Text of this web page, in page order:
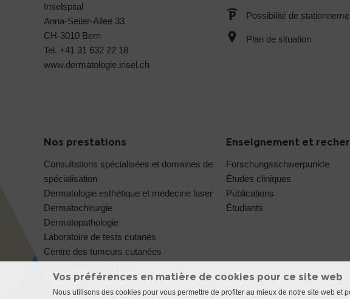
Inselspital
Anna-Seiler-Allee 33
CH-3010 Bern
Tel. +41 31 632 22 18
www.dermatologie.insel.ch
Possibilité de
Plan de situation
Nos prestations
Consultations spécialisées et domaines de
spécialisation
Dermatologie esthétique et médecine laser
Dermatochirurgie
Dermatopathologie
Laboratoire de tests cutanés
Centre des tumeurs cutanées
Enseignement et
Forschungsschwerpunkte
Études cliniques
Publications
Étudiants
Vos préférences en matière de cookies pour ce site web
Nous utilisons des cookies pour vous permettre de profiter au mieux de notre site web